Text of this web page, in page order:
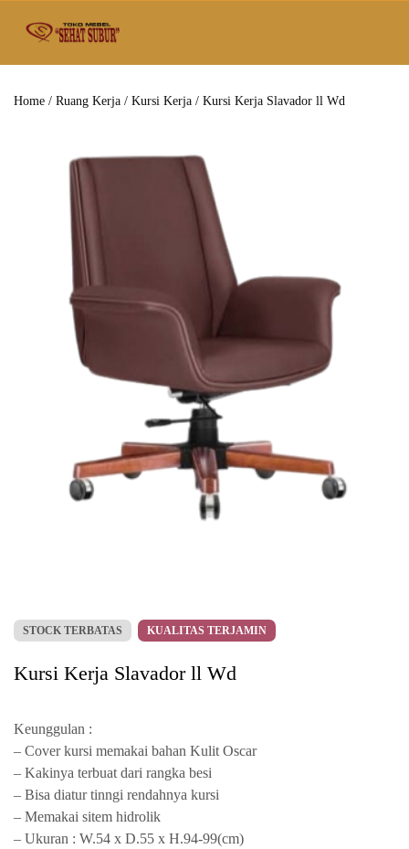
Home / Ruang Kerja / Kursi Kerja / Kursi Kerja Slavador ll Wd
STOCK TERBATAS KUALITAS TERJAMIN
Kursi Kerja Slavador ll Wd
Keunggulan :
– Cover kursi memakai bahan Kulit Oscar
– Kakinya terbuat dari rangka besi
– Bisa diatur tinngi rendahnya kursi
– Memakai sitem hidrolik
– Ukuran : W.54 x D.55 x H.94-99(cm)